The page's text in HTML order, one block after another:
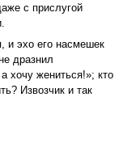
с прислугой
и эхо его насмешек
дразнил
хочу жениться!»; кто
Извозчик и так